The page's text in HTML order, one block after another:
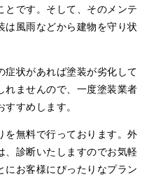
です。そして、そのメンテ
風雨などから建物を守り状
状があれば塗装が劣化して
れませんので、一度塗装業者
すめします。
を無料で行っております。外
、診断いたしますのでお気軽
お客様にぴったりなプラン